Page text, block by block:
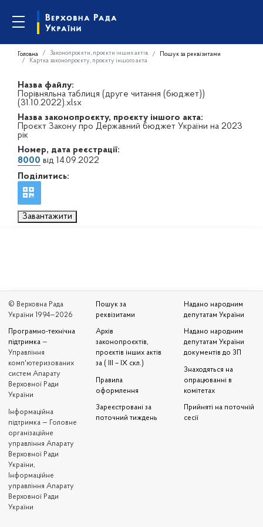
Головна Законопроєкти, проєкти інших актів
Пошук за реквізитами
Картка законопроєкту, проєкту іншого акта
Назва файлу:
Порівняльна таблиця (друге читання (бюджет))
(31.10.2022).xlsx
Назва законопроєкту, проєкту іншого акта:
Проєкт Закону про Державний бюджет України на 2023
рік
Номер, дата реєстрації:
8000 від 14.09.2022
Поділитись:
Завантажити
© Верховна Рада
України 1994—2026
Програмно-технічна
підтримка —
Управління
комп'ютеризованих
систем Апарату
Верховної Ради
України
Iнформаційна
підтримка — Головне
організаційне
управління Апарату
Верховної Ради
України,
Інформаційне
управління Апарату
Верховної Ради
України
Пошук за
реквізитами
Архів
законопроєктів,
проєктів інших актів
за ( III – IX скл.)
Правила
оформлення
Зареєстровані за
поточний тиждень
Надано народним
депутатам України
Надано народним
депутатам України
документів до ЗП
Знаходяться на
опрацюванні в
комітетах
Прийняті на поточній
сесії